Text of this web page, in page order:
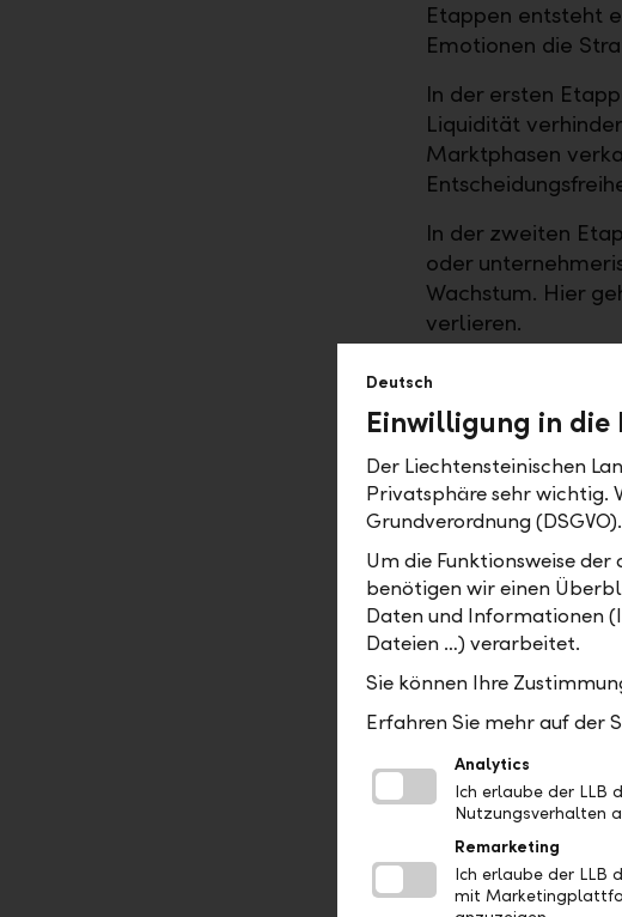
Etappen entsteht
Emotionen die
In der ersten
Liquidität
Marktphasen
In der zweiten
oder
Wachstum. Hier
verlieren.
Die dritte Etappe
die Grundlage.
erschliesst
Die vierte Etappe
Weitergabe von
gemeinnützige
Dimension.
Warum
Viele
Emotionen. Fallen
Etappenplanung
Schwankungen
Erfolg entsteht
mehrere
Laufzeiten,
Deutsch
Einwilligung in die
Der Liechtensteinischen
Privatsphäre sehr wichtig.
Grundverordnung (DSGVO).
Um die Funktionsweise
benötigen wir einen
Daten und Informationen
Dateien …) verarbeitet.
Sie können Ihre
Erfahren Sie mehr auf der
Analytics
Ich erlaube der LLB
Nutzungsverhalten
Remarketing
Ich erlaube der LLB
mit